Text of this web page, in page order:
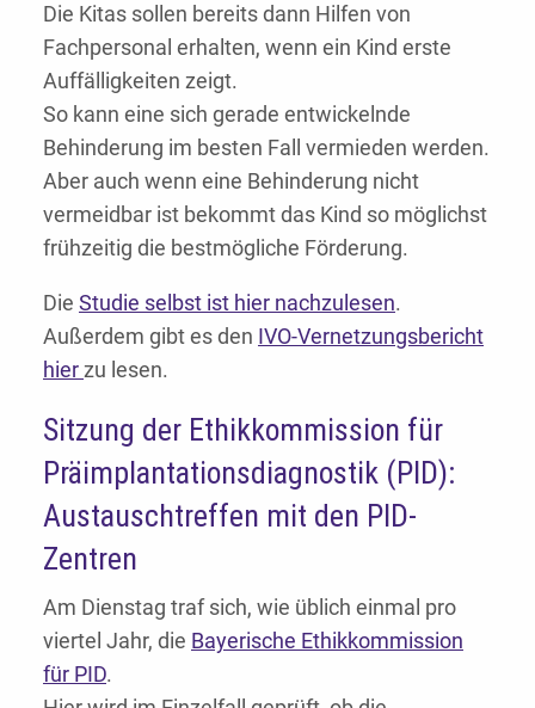
Die Kitas sollen bereits dann Hilfen von
Fachpersonal erhalten, wenn ein Kind erste
Auffälligkeiten zeigt.
So kann eine sich gerade entwickelnde
Behinderung im besten Fall vermieden werden.
Aber auch wenn eine Behinderung nicht
vermeidbar ist bekommt das Kind so möglichst
frühzeitig die bestmögliche Förderung.
Die Studie selbst ist hier nachzulesen.
Außerdem gibt es den IVO-Vernetzungsbericht
hierzu lesen.
Sitzung der Ethikkommission für
Präimplantationsdiagnostik (PID):
Austauschtreffen mit den PID-
Zentren
Am Dienstag traf sich, wie üblich einmal pro
viertel Jahr, die Bayerische Ethikkommission
für PID.